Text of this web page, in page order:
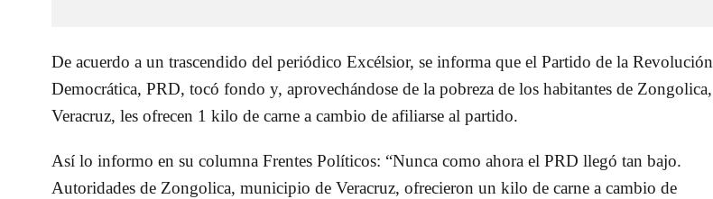
De acuerdo a un trascendido del periódico Excélsior, se informa que el Partido de la Revolución
Democrática, PRD, tocó fondo y, aprovechándose de la pobreza de los habitantes de Zongolica,
Veracruz, les ofrecen 1 kilo de carne a cambio de afiliarse al partido.
Así lo informo en su columna Frentes Políticos: “Nunca como ahora el PRD llegó tan bajo.
Autoridades de Zongolica, municipio de Veracruz, ofrecieron un kilo de carne a cambio de